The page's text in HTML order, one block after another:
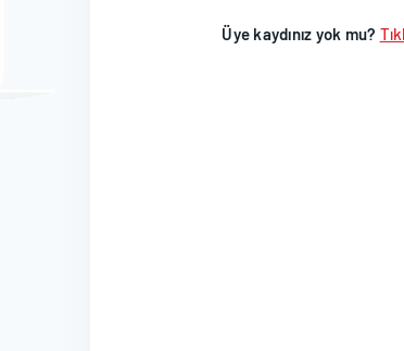
Üye kaydınız yok mu?